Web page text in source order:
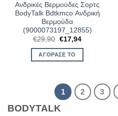
Ανδρικές Βερμούδες Σορτς
BodyTalk Bdtkmco Ανδρική
Βερμούδα
(9000073197_12855)
€29,90 Original
was:
€29,90.
€17,94Η
ΑΓΌΡΑΣΈ ΤΟ
1 2 3
BODYTALK